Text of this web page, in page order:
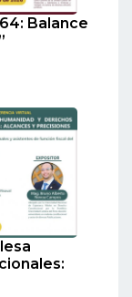
Balance